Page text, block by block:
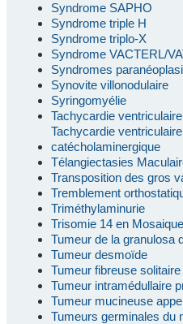
Syndrome SAPHO
Syndrome triple H
Syndrome triplo-X
Syndrome VACTERL/
Syndromes
Synovite villonodulaire
Syringomyélie
Tachycardie
Tachycardie
catécholaminergique
Télangiectasies
Transposition des gros
Tremblement
Triméthylaminurie
Trisomie 14 en Mosaique
Tumeur de la granulosa
Tumeur desmoïde
Tumeur fibreuse solitaire
Tumeur intramédullaire
Tumeur mucineuse
Tumeurs germinales du